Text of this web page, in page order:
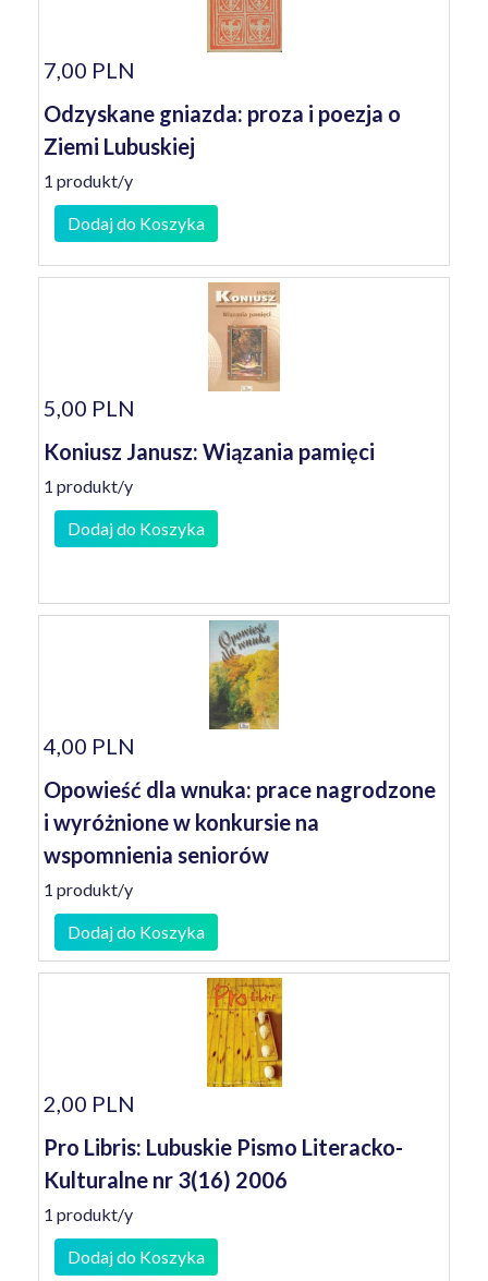
7,00 PLN
Odzyskane gniazda: proza i poezja o
Ziemi Lubuskiej
1 produkt/y
Dodaj do Koszyka
5,00 PLN
Koniusz Janusz: Wiązania pamięci
1 produkt/y
Dodaj do Koszyka
4,00 PLN
Opowieść dla wnuka: prace nagrodzone
i wyróżnione w konkursie na
wspomnienia seniorów
1 produkt/y
Dodaj do Koszyka
2,00 PLN
Pro Libris: Lubuskie Pismo Literacko-
Kulturalne nr 3(16) 2006
1 produkt/y
Dodaj do Koszyka